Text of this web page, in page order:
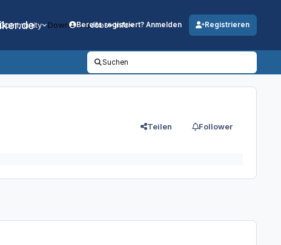
Community DownloadsJobs Info
Bereits registriert? Anmelden Registrieren
Suchen
Teilen Follower